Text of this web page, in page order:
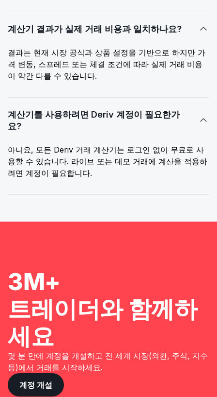
계산기 결과가 실제 거래 비용과 일치하나요? 
결과는 현재 시장 공식과 상품 설정을 기반으로 하지만 가
격 변동, 스프레드 또는 체결 조건에 따라 실제 거래 비용
이 약간 다를 수 있습니다.
계산기를 사용하려면 Deriv 계정이 필요한가
요?

아니요, 모든 Deriv 거래 계산기는 로그인 없이 무료로 사
용할 수 있습니다. 라이브 또는 데모 거래에 계산을 적용하
려면 계정이 필요합니다.
3M+
트레이더와 함께하
세요
몇 분 만에 계정을 개설하고 전 세계 시장(외환, 주식, 지수
등)에서 거래를 시작하세요.
계정 개설